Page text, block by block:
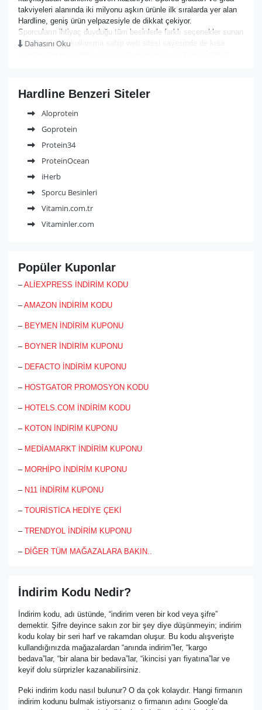
takviyeleri alanında iki milyonu aşkın ürünle ilk sıralarda yer alan
Hardline, geniş ürün yelpazesiyle de dikkat çekiyor.
Sporcuların ihtiyaç duyduğu tüm besinlerle farklı seçenekler sunan
Hardline, kolay kullanıma sahip web sitesi sayesinde de kısa
düşündüğünü gösteriyor. Yüksek protein oranlarına sahip olan
ürünleriyle sporcuların ilk tercihi olan Hardline, birçok markanın
ürününü satışa sunduğundan geniş bir çeşitlilik avantajı sağlıyor.
için ise indirimkodu.com’u takip etmeniz yeterli oluyor!
Dahasını Oku
Hardline Benzeri Siteler
Aloprotein
Goprotein
Protein34
ProteinOcean
iHerb
Sporcu Besinleri
Vitamin.com.tr
Vitaminler.com
Popüler Kuponlar
–ALİEXPRESS İNDİRİM KODU
–AMAZON İNDİRİM KODU
– BEYMEN İNDİRİM KUPONU
– BOYNER İNDİRİM KUPONU
– DEFACTO İNDİRİM KUPONU
– HOSTGATOR PROMOSYON KODU
– HOTELS.COM İNDİRİM KODU
– KOTON İNDİRİM KUPONU
– MEDİAMARKT İNDİRİM KUPONU
– MORHİPO İNDİRİM KUPONU
– N11 İNDİRİM KUPONU
– TOURİSTİCA HEDİYE ÇEKİ
– TRENDYOL İNDİRİM KUPONU
– DİĞER TÜM MAĞAZALARA BAKIN..
İndirim Kodu Nedir?
İndirim kodu, adı üstünde, “indirim veren bir kod veya şifre”
demektir. Şifre deyince sakın zor bir şey diye düşünmeyin; indirim
kodu kolay bir seri harf ve rakamdan oluşur. Bu kodu alışverişte
kullandığınızda mağazalardan “anında indirim”ler, “kargo
bedava”lar, “bir alana bir bedava”lar, “ikincisi yarı fiyatına”lar ve
keyif dolu sürprizler kazanabilirsiniz.
Peki indirim kodu nasıl bulunur? O da çok kolaydır. Hangi firmanın
indirim kodunu bulmak istiyorsanız o firmanın adını Google’da